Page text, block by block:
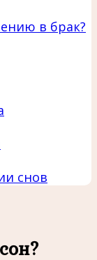
в брак?
снов